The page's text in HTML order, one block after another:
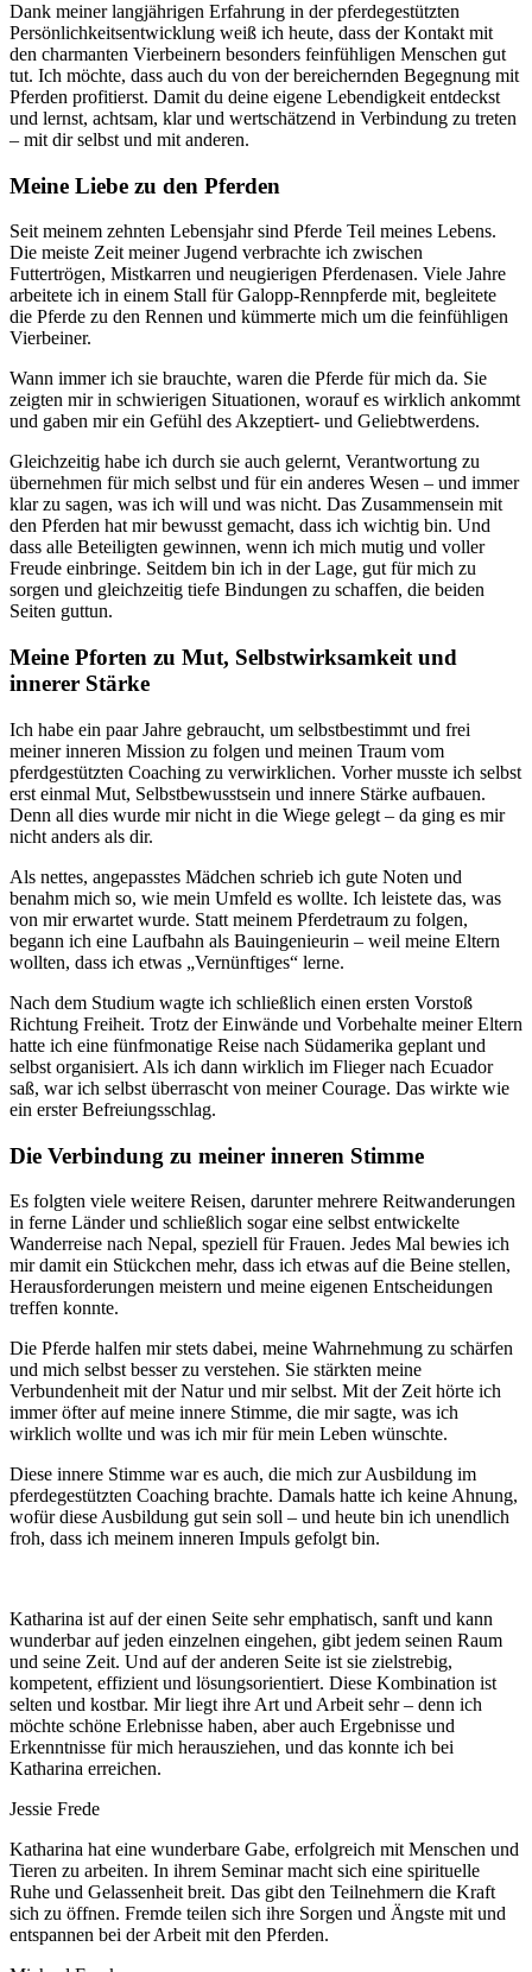
Dank meiner langjährigen Erfahrung in der pferdegestützten
Persönlichkeitsentwicklung weiß ich heute, dass der Kontakt mit
den charmanten Vierbeinern besonders feinfühligen Menschen gut
tut. Ich möchte, dass auch du von der bereichernden Begegnung mit
Pferden profitierst. Damit du deine eigene Lebendigkeit entdeckst
und lernst, achtsam, klar und wertschätzend in Verbindung zu treten
– mit dir selbst und mit anderen.
Meine Liebe zu den Pferden
Seit meinem zehnten Lebensjahr sind Pferde Teil meines Lebens.
Die meiste Zeit meiner Jugend verbrachte ich zwischen
Futtertrögen, Mistkarren und neugierigen Pferdenasen. Viele Jahre
arbeitete ich in einem Stall für Galopp-Rennpferde mit, begleitete
die Pferde zu den Rennen und kümmerte mich um die feinfühligen
Vierbeiner.
Wann immer ich sie brauchte, waren die Pferde für mich da. Sie
zeigten mir in schwierigen Situationen, worauf es wirklich ankommt
und gaben mir ein Gefühl des Akzeptiert- und Geliebtwerdens.
Gleichzeitig habe ich durch sie auch gelernt, Verantwortung zu
übernehmen für mich selbst und für ein anderes Wesen – und immer
klar zu sagen, was ich will und was nicht. Das Zusammensein mit
den Pferden hat mir bewusst gemacht, dass ich wichtig bin. Und
dass alle Beteiligten gewinnen, wenn ich mich mutig und voller
Freude einbringe. Seitdem bin ich in der Lage, gut für mich zu
sorgen und gleichzeitig tiefe Bindungen zu schaffen, die beiden
Seiten guttun.
Meine Pforten zu Mut, Selbstwirksamkeit und
innerer Stärke
Ich habe ein paar Jahre gebraucht, um selbstbestimmt und frei
meiner inneren Mission zu folgen und meinen Traum vom
pferdgestützten Coaching zu verwirklichen. Vorher musste ich selbst
erst einmal Mut, Selbstbewusstsein und innere Stärke aufbauen.
Denn all dies wurde mir nicht in die Wiege gelegt – da ging es mir
nicht anders als dir.
Als nettes, angepasstes Mädchen schrieb ich gute Noten und
benahm mich so, wie mein Umfeld es wollte. Ich leistete das, was
von mir erwartet wurde. Statt meinem Pferdetraum zu folgen,
begann ich eine Laufbahn als Bauingenieurin – weil meine Eltern
wollten, dass ich etwas „Vernünftiges“ lerne.
Nach dem Studium wagte ich schließlich einen ersten Vorstoß
Richtung Freiheit. Trotz der Einwände und Vorbehalte meiner Eltern
hatte ich eine fünfmonatige Reise nach Südamerika geplant und
selbst organisiert. Als ich dann wirklich im Flieger nach Ecuador
saß, war ich selbst überrascht von meiner Courage. Das wirkte wie
ein erster Befreiungsschlag.
Die Verbindung zu meiner inneren Stimme
Es folgten viele weitere Reisen, darunter mehrere Reitwanderungen
in ferne Länder und schließlich sogar eine selbst entwickelte
Wanderreise nach Nepal, speziell für Frauen. Jedes Mal bewies ich
mir damit ein Stückchen mehr, dass ich etwas auf die Beine stellen,
Herausforderungen meistern und meine eigenen Entscheidungen
treffen konnte.
Die Pferde halfen mir stets dabei, meine Wahrnehmung zu schärfen
und mich selbst besser zu verstehen. Sie stärkten meine
Verbundenheit mit der Natur und mir selbst. Mit der Zeit hörte ich
immer öfter auf meine innere Stimme, die mir sagte, was ich
wirklich wollte und was ich mir für mein Leben wünschte.
Diese innere Stimme war es auch, die mich zur Ausbildung im
pferdegestützten Coaching brachte. Damals hatte ich keine Ahnung,
wofür diese Ausbildung gut sein soll – und heute bin ich unendlich
froh, dass ich meinem inneren Impuls gefolgt bin.
Katharina ist auf der einen Seite sehr emphatisch, sanft und kann
wunderbar auf jeden einzelnen eingehen, gibt jedem seinen Raum
und seine Zeit. Und auf der anderen Seite ist sie zielstrebig,
kompetent, effizient und lösungsorientiert. Diese Kombination ist
selten und kostbar. Mir liegt ihre Art und Arbeit sehr – denn ich
möchte schöne Erlebnisse haben, aber auch Ergebnisse und
Erkenntnisse für mich herausziehen, und das konnte ich bei
Katharina erreichen.
Jessie Frede
Katharina hat eine wunderbare Gabe, erfolgreich mit Menschen und
Tieren zu arbeiten. In ihrem Seminar macht sich eine spirituelle
Ruhe und Gelassenheit breit. Das gibt den Teilnehmern die Kraft
sich zu öffnen. Fremde teilen sich ihre Sorgen und Ängste mit und
entspannen bei der Arbeit mit den Pferden.